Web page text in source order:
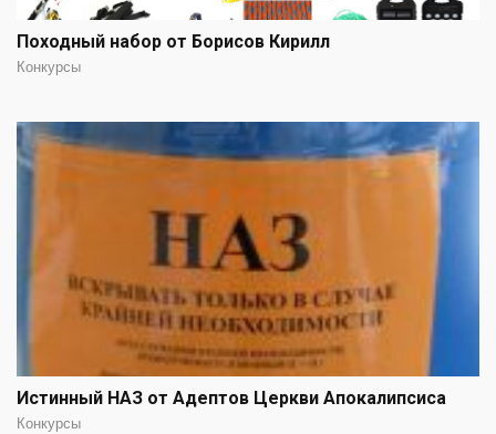
Походный набор от Борисов Кирилл
Конкурсы
Истинный НАЗ от Адептов Церкви Апокалипсиса
Конкурсы